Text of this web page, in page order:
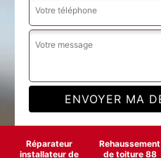
Réparateur
installateur de
Rehaussement
de toiture 88